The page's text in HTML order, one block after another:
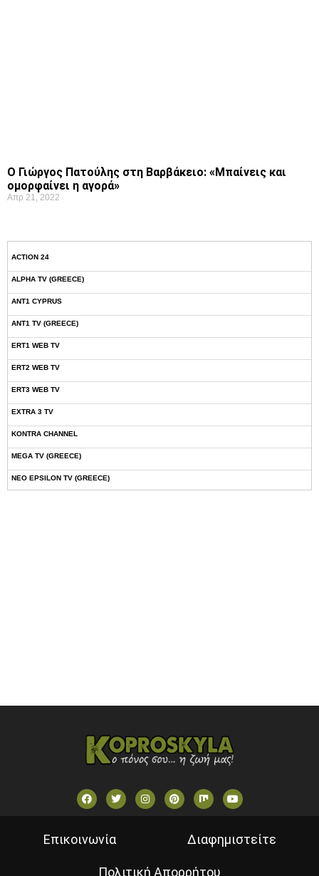
Ο Γιώργος Πατούλης στη Βαρβάκειο: «Μπαίνεις και
ομορφαίνει η αγορά»
Απρ 21, 2022
ACTION 24
ALPHA TV (GREECE)
ANT1 CYPRUS
ANT1 TV (GREECE)
ERT1 WEB TV
ERT2 WEB TV
ERT3 WEB TV
EXTRA 3 TV
KONTRA CHANNEL
MEGA TV (GREECE)
NEO EPSILON TV (GREECE)
Επικοινωνία Διαφημιστείτε
Πολιτική Απορρήτου